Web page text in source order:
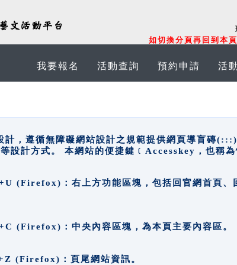
如切換分頁再回到本
我要報名 活動查詢 預約申請 活
計，遵循無障礙網站設計之規範提供網頁導盲磚
計方式。 本網站的便捷鍵﹝Accesskey，也稱為
：右上方功能區塊，包括回官網首頁、
：中央內容區塊，為本頁主要內容區。
(Firefox)：頁尾網站資訊。